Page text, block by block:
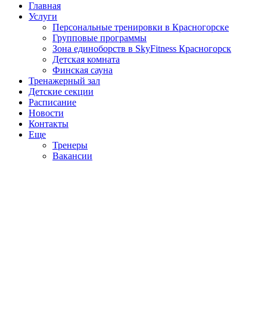
Главная
Услуги
Персональные тренировки в Красногорске
Групповые программы
Зона единоборств в SkyFitness Красногорск
Детская комната
Финская сауна
Тренажерный зал
Детские секции
Расписание
Новости
Контакты
Еще
Тренеры
Вакансии